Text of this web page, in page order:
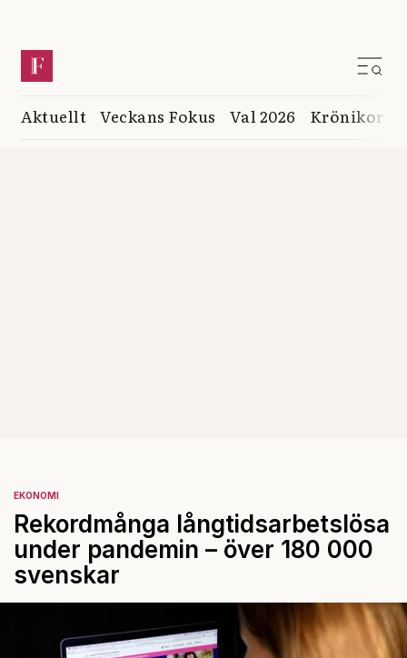
Aktuellt Veckans Fokus Val 2026 Krönikor
EKONOMI
Rekordmånga långtidsarbetslösa
under pandemin – över 180 000
svenskar